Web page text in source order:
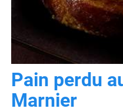
Pain perdu
Marnier